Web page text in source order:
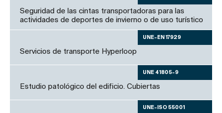
Seguridad de las cintas transportadoras para las
actividades de deportes de invierno o de uso turístico
UNE-EN 17929
Servicios de transporte Hyperloop
UNE 41805-9
Estudio patológico del edificio. Cubiertas
UNE-ISO 55001